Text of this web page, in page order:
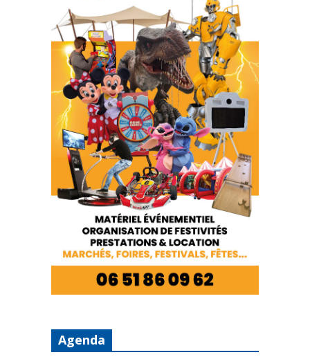
Agenda